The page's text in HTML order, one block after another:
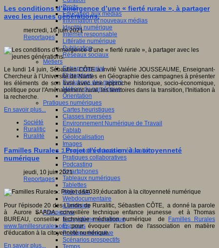
Droits
Education aux médias
Information et nouveaux médias
Identité numérique
Internet responsable
Littératie numérique
Publication
Réseaux sociaux
Métiers
Entrepreneuriat
Entreprises
Evolutions des métiers
Métiers du numérique
Orientation
Pratiques numériques
Cartes heuristiques
Classes inversées
Environnement Numérique de Travail
Fablab
Géolocalisation
Images
Les mondes virtuels en éducation
Pratiques collaboratives
Podcasting
Smartphones
Tableaux numériques
Tablettes
Web radio
Webdocumentaire
eTwinning
Prospective
Ecosystème numérique
Espaces
Politique éducative
Scénarios prospectifs
Temps
Les conditions d’émergence d’une « fierté rurale », à partager
avec les jeunes générations.
mercredi, 16 juin 2021
Reportages
Le lundi 14 juin, Sébastien CÔTE a invité Valérie JOUSSEAUME, Enseignant-
Chercheur à l’Université de Nantes en Géographie des campagnes à présenter
les éléments de son livre avec une approche historique, socio-économique,
politique pour l'Aménagement rural, les territoires dans la transition, l'Initiation à
la recherche.
En savoir plus...
Société
Ruralitic
Ruralité
Familles Rurales : Projet d'éducation à la citoyenneté
numérique
jeudi, 10 juin 2021
Reportages
Pour l'épisode 20 des Lundis de Ruralitic, Sébastien CÔTE, a donné la parole
à Aurore SAADA, conseillère technique enfance jeunesse et à Thomas
BUREAU, conseiller technique médiation numérique de
Familles Rurales
www.famillesrurales.orgpour évoquer l'action de l'association en matière
d'éducation à la citoyenneté numérique.
En savoir plus...